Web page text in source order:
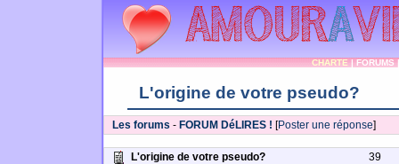
CHARTE|FORUMS
L'origine de votre pseudo?
Les forums - FORUM DéLIRES ! [Poster une réponse]
L'origine de votre pseudo? 39